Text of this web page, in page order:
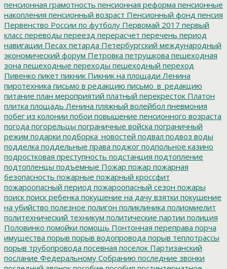
пенсионная грамотность пенсионная реформа пенсионные
накопления пенсионный возраст Пенсионный фонд пенсия
Первенство России по футболу Первомай 2017 первый
класс переводы переезд перерасчет перечень период
навигации Песах петарда Петербургский международный
экономический форум Петровка петрушкова пешеходная
зона пешеходные переходы пешеходный переход
Пивенко пикет пикник Пикник на площади Ленина
пиротехника письмо в редакцию письмо_в_редакцию
питание план мероприятий платный перекресток Платон
плитка площадь Ленина пляжный волейбол пневмония
побег из колонии побои повышение пенсионного возраста
погода погорельцы пограничные войска пограничный
режим подарки подборка_новостей подвал подвоз воды
подделка поддельные права поджог подпольное казино
подростковая преступность подстанция подтопление
подтопленцы подъемные Пожар пожар пожарная
безопасность пожарные пожарный кроссфит
пожароопасный период пожароопасный сезон пожары
поиск поиск ребенка покушение на дачу взятки покушение
на убийство полезное полигон поликлиника полиомиелит
политехнический техникум политические партии полиция
Половинко помойки помощь Понтонная переправа порча
имущества порыв порыв водопровода порыв теплотрассы
порыв трубопровода посевная поселок Партизанский
послание Федеральному Собранию последние звонки